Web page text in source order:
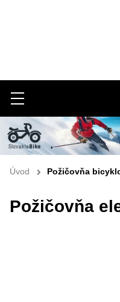
Hľadať
Menu
Úvod Požičovňa
Požičovňa